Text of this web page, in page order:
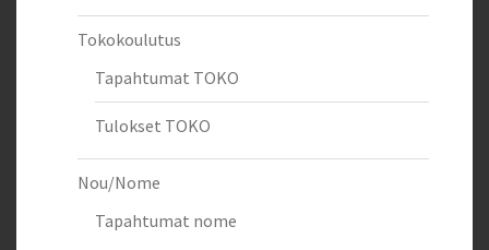
Tokokoulutus
Tapahtumat TOKO
Tulokset TOKO
Nou/Nome
Tapahtumat nome